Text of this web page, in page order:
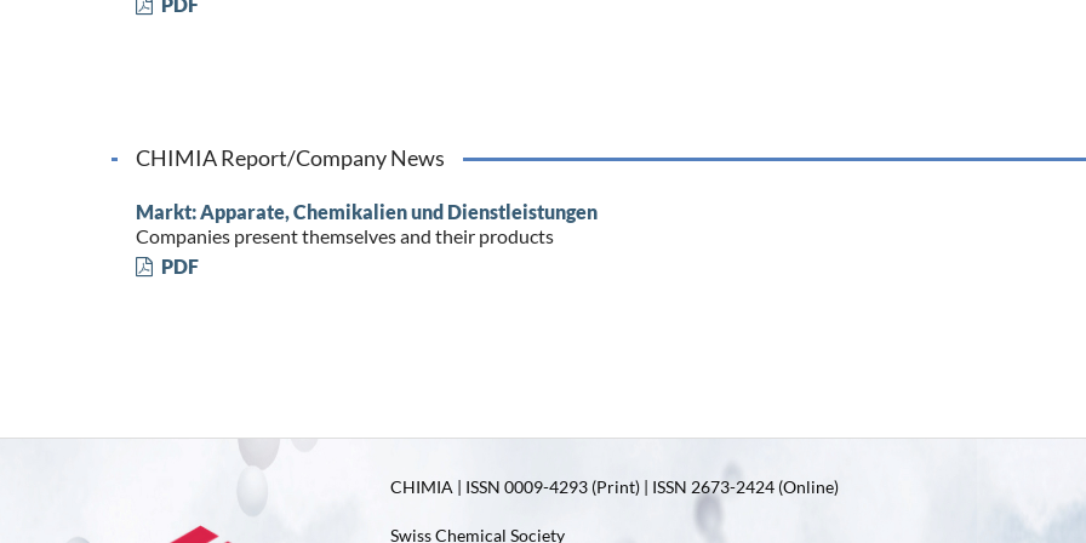
CHIMIA Report/Company News
Markt: Apparate, Chemikalien und Dienstleistungen
Companies present themselves and their products
PDF
CHIMIA | ISSN 0009-4293 (Print) | ISSN 2673-2424 (Online)
Swiss Chemical Society